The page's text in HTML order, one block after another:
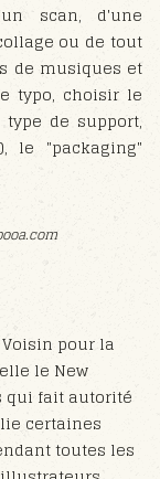
scan, d'une
ou de tout
de musiques et
typo, choisir le
de support,
le "packaging"
pour la
le New
qui fait autorité
certaines
toutes les